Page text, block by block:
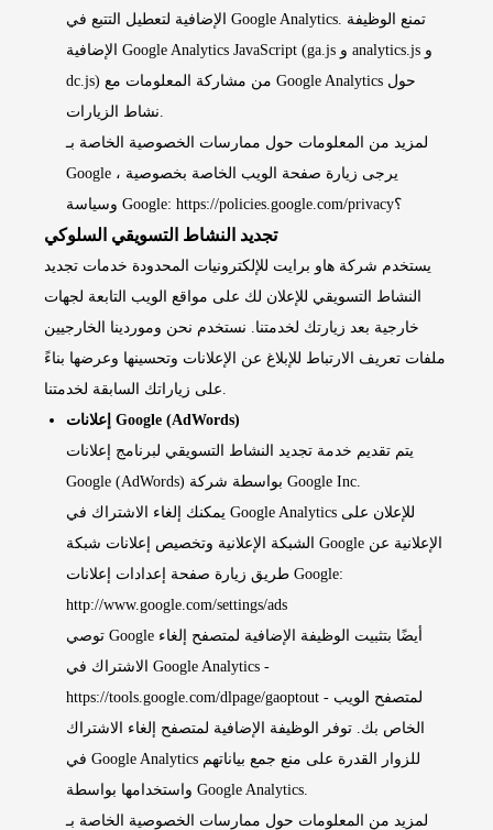
الإضافية لتعطيل التتبع في Google Analytics. تمنع الوظيفة
الإضافية Google Analytics JavaScript (ga.js و analytics.js و
dc.js) من مشاركة المعلومات مع Google Analytics حول
نشاط الزيارات.
لمزيد من المعلومات حول ممارسات الخصوصية الخاصة بـ
Google ، يرجى زيارة صفحة الويب الخاصة بخصوصية
وسياسة Google:
https://policies.google.com/privacy؟
تجديد النشاط التسويقي السلوكي
يستخدم شركة هاو برايت للإلكترونيات المحدودة خدمات تجديد
النشاط التسويقي للإعلان لك على مواقع الويب التابعة لجهات
خارجية بعد زيارتك لخدمتنا. نستخدم نحن وموردينا الخارجيين
ملفات تعريف الارتباط للإبلاغ عن الإعلانات وتحسينها وعرضها بناءً
على زياراتك السابقة لخدمتنا.
إعلانات Google (AdWords)
يتم تقديم خدمة تجديد النشاط التسويقي لبرنامج إعلانات
Google (AdWords) بواسطة شركة Google Inc.
يمكنك إلغاء الاشتراك في Google Analytics للإعلان على
الشبكة الإعلانية وتخصيص إعلانات شبكة Google الإعلانية عن
طريق زيارة صفحة إعدادات إعلانات Google:
http://www.google.com/settings/ads
توصي Google أيضًا بتثبيت الوظيفة الإضافية لمتصفح إلغاء
الاشتراك في Google Analytics -
https://tools.google.com/dlpage/gaoptout - لمتصفح الويب
الخاص بك. توفر الوظيفة الإضافية لمتصفح إلغاء الاشتراك
في Google Analytics للزوار القدرة على منع جمع بياناتهم
واستخدامها بواسطة Google Analytics.
لمزيد من المعلومات حول ممارسات الخصوصية الخاصة بـ